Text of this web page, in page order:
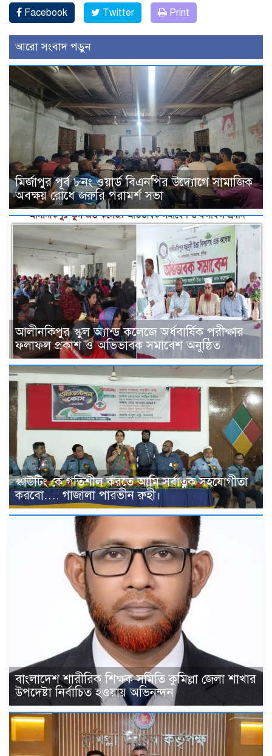
Facebook Twitter Print
আরো সংবাদ পড়ুন
মির্জাপুর পূর্ব ৮নং ওয়ার্ড বিএনপির উদ্যোগে সামাজিক
অবক্ষয় রোধে জরুরি পরামর্শ সভা
আলীনকিপুর স্কুল অ্যান্ড কলেজে অর্ধবার্ষিক পরীক্ষার
ফলাফল প্রকাশ ও অভিভাবক সমাবেশ অনুষ্ঠিত
স্কাউটিং কে গতিশীল করতে আমি সর্বাত্নক সহযোগীতা
করবো…. গাজালা পারভীন রুহী।
বাংলাদেশ শারীরিক শিক্ষক সমিতি কুমিল্লা জেলা শাখার
উপদেষ্টা নির্বাচিত হওয়ায় অভিনন্দন